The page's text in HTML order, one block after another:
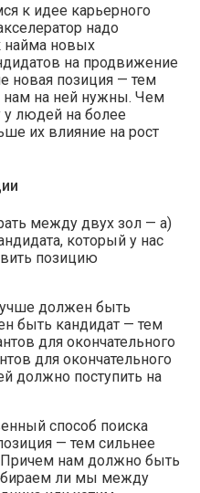
к идее карьерного
надо
найма новых
на продвижение
новая позиция — тем
на ней нужны. Чем
у людей на более
их влияние на рост
между двух зол — а)
который у нас
позицию
должен быть
быть кандидат — тем
для окончательного
для окончательного
должно поступить на
способ поиска
— тем сильнее
нам должно быть
ли мы между